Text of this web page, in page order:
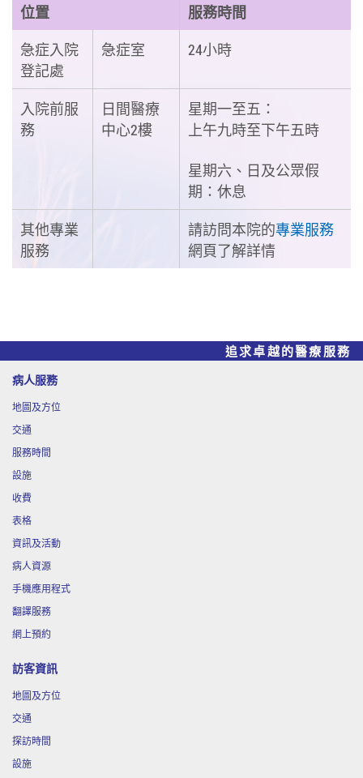
位置
服務時間
急症入院
登記處
急症室 24小時
入院前服
務
日間醫療
中心2樓
星期一至五：
上午九時至下午五時
星期六、日及公眾假
期：休息
其他專業
服務
請訪問本院的專業服務
網頁了解詳情
追求卓越的醫療服務
病人服務
地圖及方位
交通
服務時間
設施
收費
表格
資訊及活動
病人資源
手機應用程式
翻譯服務
網上預約
訪客資訊
地圖及方位
交通
探訪時間
設施